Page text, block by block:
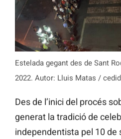
Estelada gegant des de Sant
2022. Autor: Lluis Matas /
Des de l’inici del procés
generat la tradició de
independentista pel 10 de